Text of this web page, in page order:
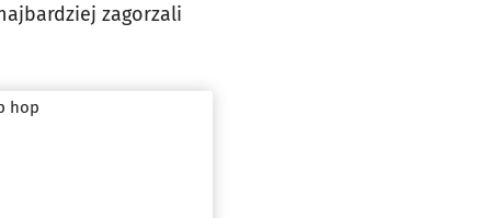
zagorzali
hop